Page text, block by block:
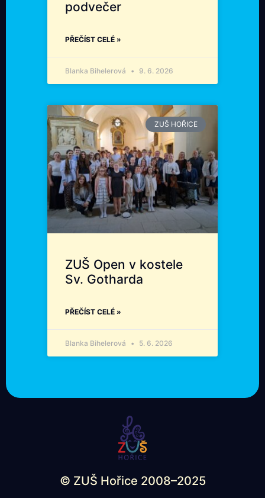
podvečer
PŘEČÍST CELÉ »
Blanka Bihelerová 9. 6. 2026
ZUŠ HOŘICE
ZUŠ Open v kostele
Sv. Gotharda
PŘEČÍST CELÉ »
Blanka Bihelerová 5. 6. 2026
© ZUŠ Hořice 2008–2025